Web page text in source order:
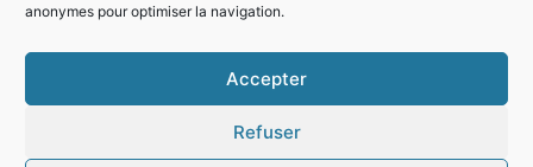
anonymes pour optimiser la navigation.
Accepter
Refuser